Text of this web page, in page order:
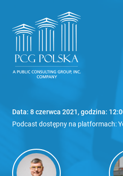
Data: 8 czerwca 2021, godzina:
Podcast dostępny na platformach: